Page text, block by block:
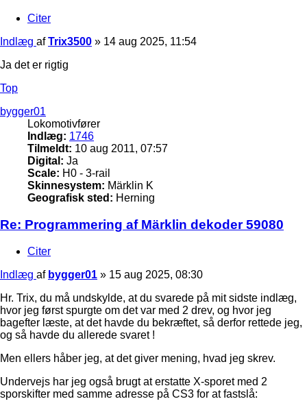
Citer
Indlæg afTrix3500 » 14 aug 2025, 11:54
Ja det er rigtig
Top
bygger01
Lokomotivfører
Indlæg: 1746
Tilmeldt: 10 aug 2011, 07:57
Digital: Ja
Scale: H0 - 3-rail
Skinnesystem: Märklin K
Geografisk sted: Herning
Re: Programmering af Märklin dekoder 59080
Citer
Indlæg af bygger01 » 15 aug 2025, 08:30
Hr. Trix, du må undskylde, at du svarede på mit sidste indlæg,
hvor jeg først spurgte om det var med 2 drev, og hvor jeg
bagefter læste, at det havde du bekræftet, så derfor rettede jeg,
og så havde du allerede svaret !
Men ellers håber jeg, at det giver mening, hvad jeg skrev.
Undervejs har jeg også brugt at erstatte X-sporet med 2
sporskifter med samme adresse på CS3 for at fastslå: